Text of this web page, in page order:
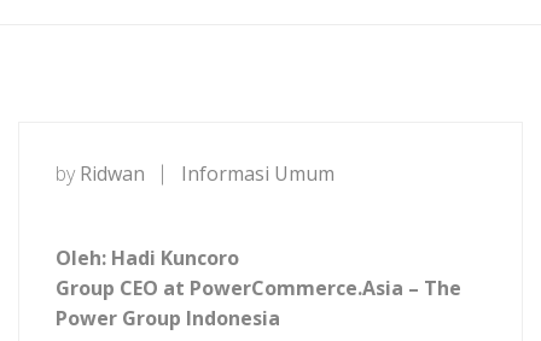
by Ridwan Informasi Umum
Oleh: Hadi Kuncoro
Group CEO at PowerCommerce.Asia – The
Power Group Indonesia